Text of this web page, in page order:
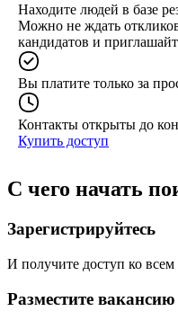
Находите людей в базе
Можно не ждать
кандидатов и
Вы платите только за
Контакты открыты до
Купить доступ
С чего начать
Зарегистрируйтесь
И получите доступ ко всем
Разместите вакансию